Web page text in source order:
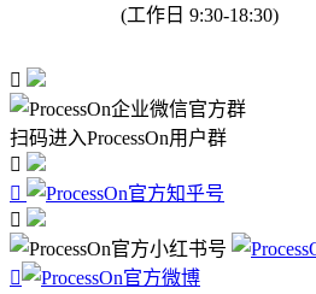
(工作日 9:30-18:30)

扫码进入ProcessOn用户群



